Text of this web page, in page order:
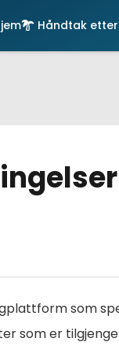
Håndtak
som
som er